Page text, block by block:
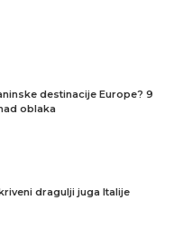
destinacije Europe? 9
oblaka
dragulji juga Italije